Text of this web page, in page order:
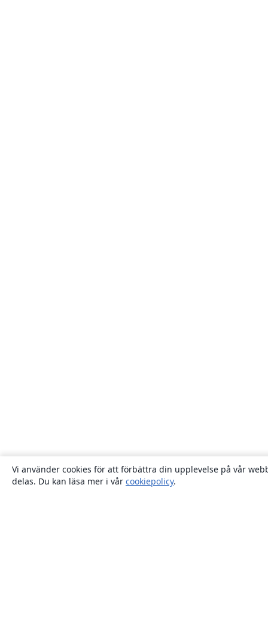
Vi använder cookies för att förbättra din upplevelse på vår
delas. Du kan läsa mer i vår cookiepolicy.